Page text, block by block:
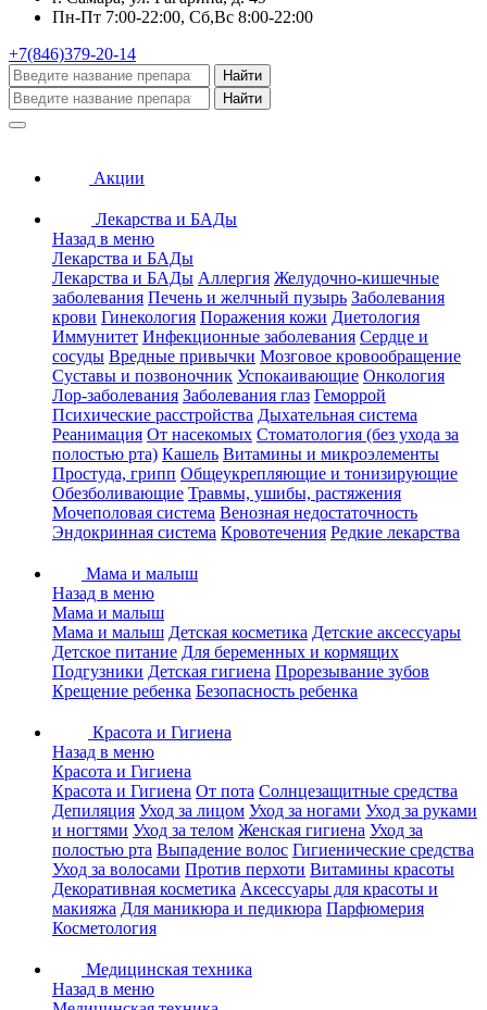
Пн-Пт 7:00-22:00, Сб,Вс 8:00-22:00
+7(846)379-20-14
Найти
Найти
Акции
Лекарства и БАДы
Назад в меню
Лекарства и БАДы
Лекарства и БАДы Аллергия Желудочно-кишечные
заболевания Печень и желчный пузырь Заболевания
крови Гинекология Поражения кожи Диетология
Иммунитет Инфекционные заболевания Сердце и
сосуды Вредные привычки Мозговое кровообращение
Суставы и позвоночник Успокаивающие Онкология
Лор-заболевания Заболевания глаз Геморрой
Психические расстройства Дыхательная система
Реанимация От насекомых Стоматология (без ухода за
полостью рта) Кашель Витамины и микроэлементы
Простуда, грипп Общеукрепляющие и тонизирующие
Обезболивающие Травмы, ушибы, растяжения
Мочеполовая система Венозная недостаточность
Эндокринная система Кровотечения Редкие лекарства
Мама и малыш
Назад в меню
Мама и малыш
Мама и малыш Детская косметика Детские аксессуары
Детское питание Для беременных и кормящих
Подгузники Детская гигиена Прорезывание зубов
Крещение ребенка Безопасность ребенка
Красота и Гигиена
Назад в меню
Красота и Гигиена
Красота и Гигиена От пота Солнцезащитные средства
Депиляция Уход за лицом Уход за ногами Уход за руками
и ногтями Уход за телом Женская гигиена Уход за
полостью рта Выпадение волос Гигиенические средства
Уход за волосами Против перхоти Витамины красоты
Декоративная косметика Аксессуары для красоты и
макияжа Для маникюра и педикюра Парфюмерия
Косметология
Медицинская техника
Назад в меню